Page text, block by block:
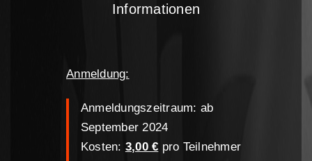
Informationen
Anmeldung:
Anmeldungszeitraum: ab
September 2024
Kosten: 3,00 € pro Teilnehmer